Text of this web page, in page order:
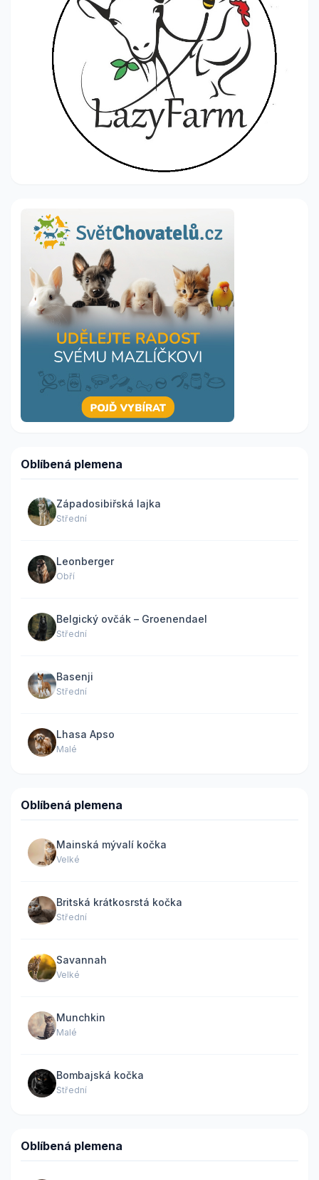
Oblíbená plemena
Západosibiřská lajka
Střední
Leonberger
Obří
Belgický ovčák – Groenendael
Střední
Basenji
Střední
Lhasa Apso
Malé
Oblíbená plemena
Mainská mývalí kočka
Velké
Britská krátkosrstá kočka
Střední
Savannah
Velké
Munchkin
Malé
Bombajská kočka
Střední
Oblíbená plemena